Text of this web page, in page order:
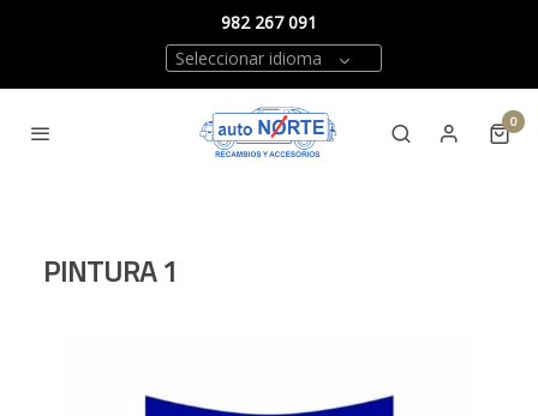
982 267 091
Seleccionar idioma
0
PINTURA 1